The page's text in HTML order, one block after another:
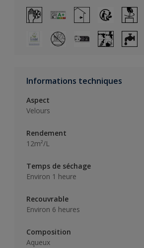
Informations techniques
Aspect
Velours
Rendement
12m²/L
Temps de séchage
Environ 1 heure
Recouvrable
Environ 6 heures
Composition
Aqueux